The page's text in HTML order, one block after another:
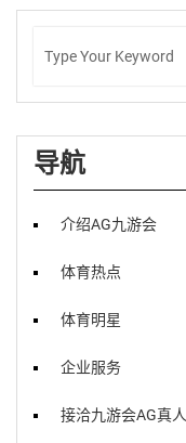
导航
介绍AG九游会
体育热点
体育明星
企业服务
接洽九游会AG真人